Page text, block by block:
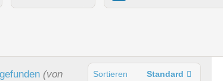
gefunden (von
Sortieren
Standard